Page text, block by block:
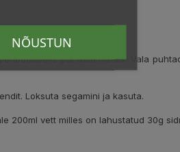
puhastamiseks. Vala
Loksuta segamini ja kasuta.
200ml vett milles on lahustatud 30g
NÕUSTUN